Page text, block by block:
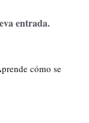
entrada.
cómo se